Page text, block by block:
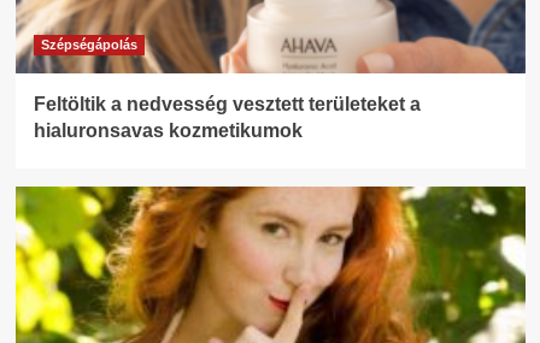
Szépségápolás
Feltöltik a nedvesség vesztett területeket a
hialuronsavas kozmetikumok